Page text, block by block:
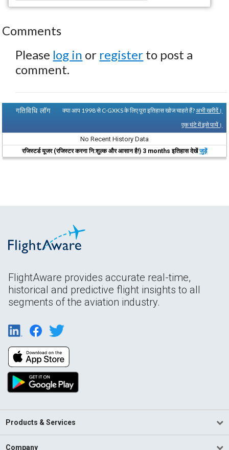
Comments
Please log in or register to post a
comment.
गतिविधि लॉग क्या आप 1998 से C-GXKS के लिए पूरा इतिहास खोज चाहते हैं?अभी खरीदें।
एक घंटे में इसे पायें।
No Recent History Data
रजिस्टर्ड यूजर (रजिस्टर करना नि:शुल्क और आसान है!) 3 months इतिहास देखेंजुड़ें
FlightAware provides accurate real-time,
historical and predictive flight insights to all
segments of the aviation industry.
Products & Services
Company